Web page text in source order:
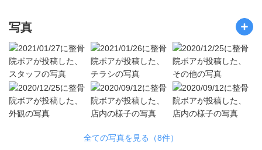
写真
全ての写真を見る（8件）